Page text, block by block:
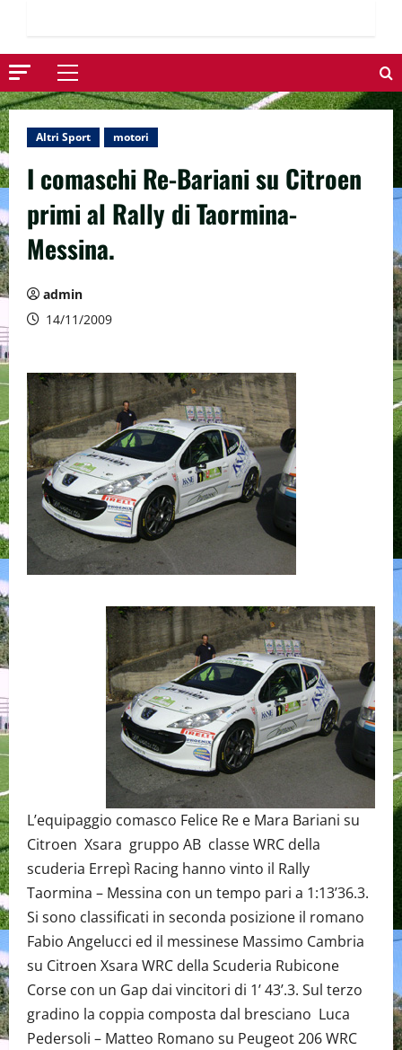
Menu
principale
Altri Sport motori
I comaschi Re-Bariani su Citroen
primi al Rally di Taormina-
Messina.
admin
14/11/2009
L’equipaggio comasco Felice Re e Mara Bariani su
Citroen Xsara gruppo AB classe WRC della
scuderia Errepì Racing hanno vinto il Rally
Taormina – Messina con un tempo pari a 1:13’36.3.
Si sono classificati in seconda posizione il romano
Fabio Angelucci ed il messinese Massimo Cambria
su Citroen Xsara WRC della Scuderia Rubicone
Corse con un Gap dai vincitori di 1’ 43’.3. Sul terzo
gradino la coppia composta dal bresciano Luca
Pedersoli – Matteo Romano su Peugeot 206 WRC